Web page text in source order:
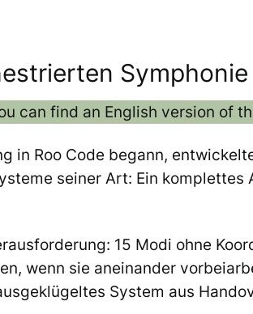
can find an English version of
in Roo Code begann,
seiner Art: Ein komplettes
15 Modi ohne
wenn sie aneinander
System aus